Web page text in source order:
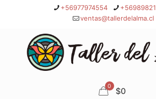
+56977974554
ventas@tallerdelalma.cl
0 $0